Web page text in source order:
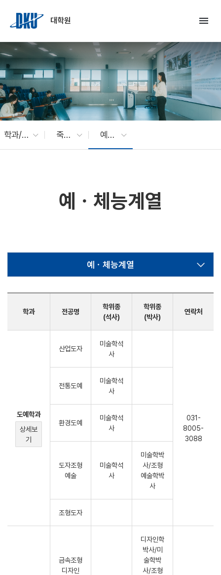
대학원
menu
학과/전공 죽전캠퍼스 예ㆍ체능계열
예ㆍ체능계열
예ㆍ체능계열
학과 전공명
학위종
(석사)
학위종
(박사)
연락처
도예학과
상세보
기
산업도자
미술학석
사
031-
8005-
3088
전통도예
미술학석
사
환경도예
미술학석
사
도자조형
예술
미술학석
사
미술학박
사/조형
예술학박
사
조형도자
금속조형
디자인
디자인학
박사/미
술학박
사/조형